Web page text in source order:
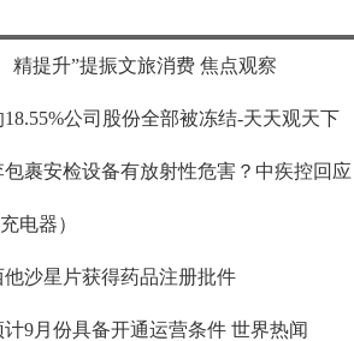
精提升”提振文旅消费 焦点观察
公司股份全部被冻结-天天观天下
裹安检设备有放射性危害？中疾控回应
电器）
沙星片获得药品注册批件
9月份具备开通运营条件 世界热闻